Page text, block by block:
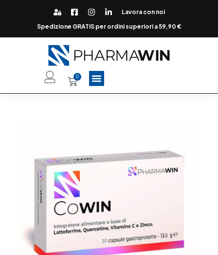
Lavora con noi
Spedizione GRATIS per ordini superiori a 59,90 €
0